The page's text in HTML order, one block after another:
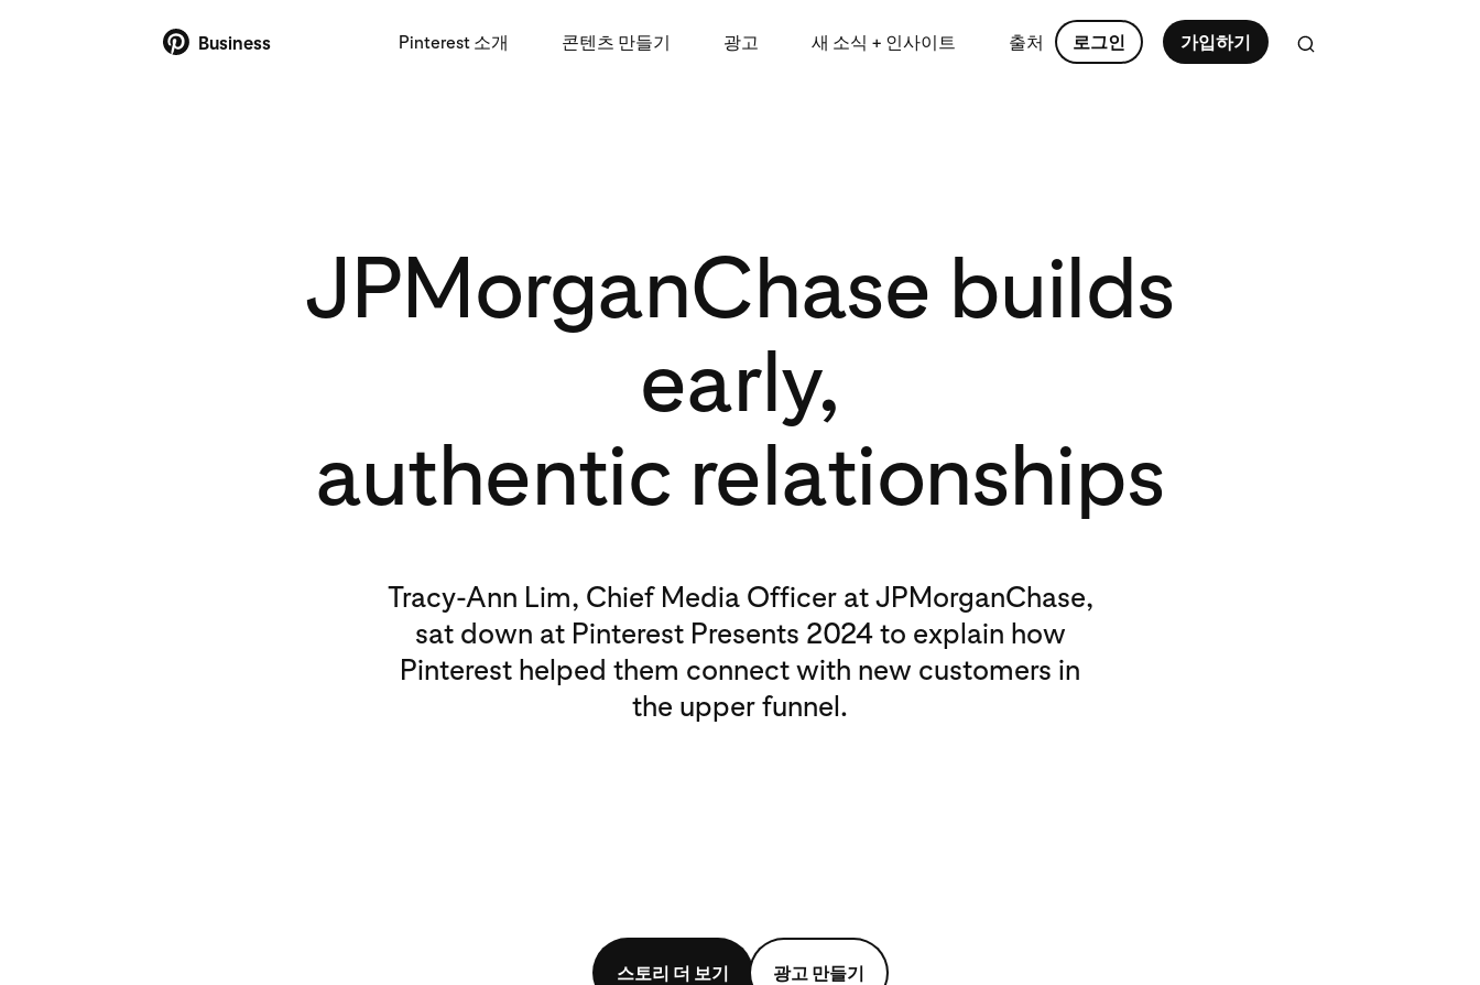
Business Pinterest 소개 콘텐츠 만들기 광고 새 소식 + 인사이트 출처 로그인 가입하기
JPMorganChase builds
early,
authentic relationships
Tracy-Ann Lim, Chief Media Officer at JPMorganChase,
sat down at Pinterest Presents 2024 to explain how
Pinterest helped them connect with new customers in
the upper funnel.
스토리 더 보기 광고 만들기